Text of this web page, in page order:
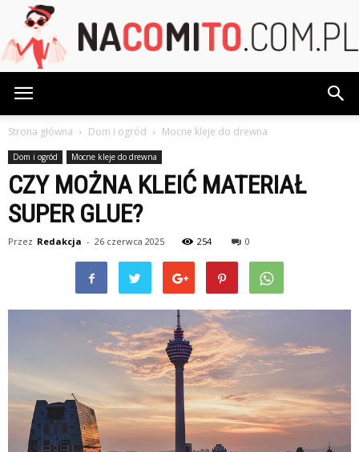
Strona główna Dom i ogród Mocne kleje do drewna
Dom i ogród Mocne kleje do drewna
CZY MOŻNA KLEIĆ MATERIAŁ
SUPER GLUE?
Przez Redakcja - 26 czerwca 2025 254 0